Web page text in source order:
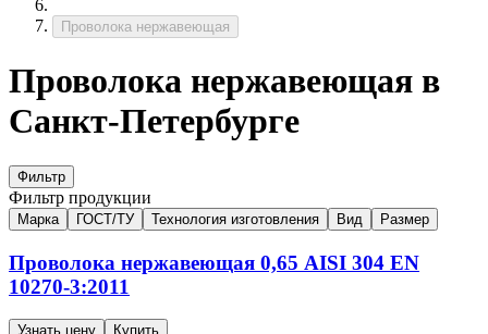
Проволока нержавеющая
Проволока нержавеющая в
Санкт-Петербурге
Фильтр
Фильтр продукции
Марка ГОСТ/ТУ Технология изготовления Вид Размер
Проволока нержавеющая 0,65 AISI 304 EN
10270-3:2011
Узнать цену Купить